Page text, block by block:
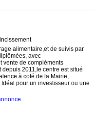
alimentaire,et de suivis par
avec
vente de compléments
depuis 2011,le centre est situé
à coté de la Mairie,
pour un investisseur ou une